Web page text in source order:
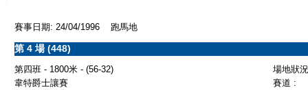
賽事日期: 24/04/1996 跑馬地
第 4 場 (448)
第四班 - 1800米 - (56-32)
場地狀
韋特爵士讓賽
賽道 :